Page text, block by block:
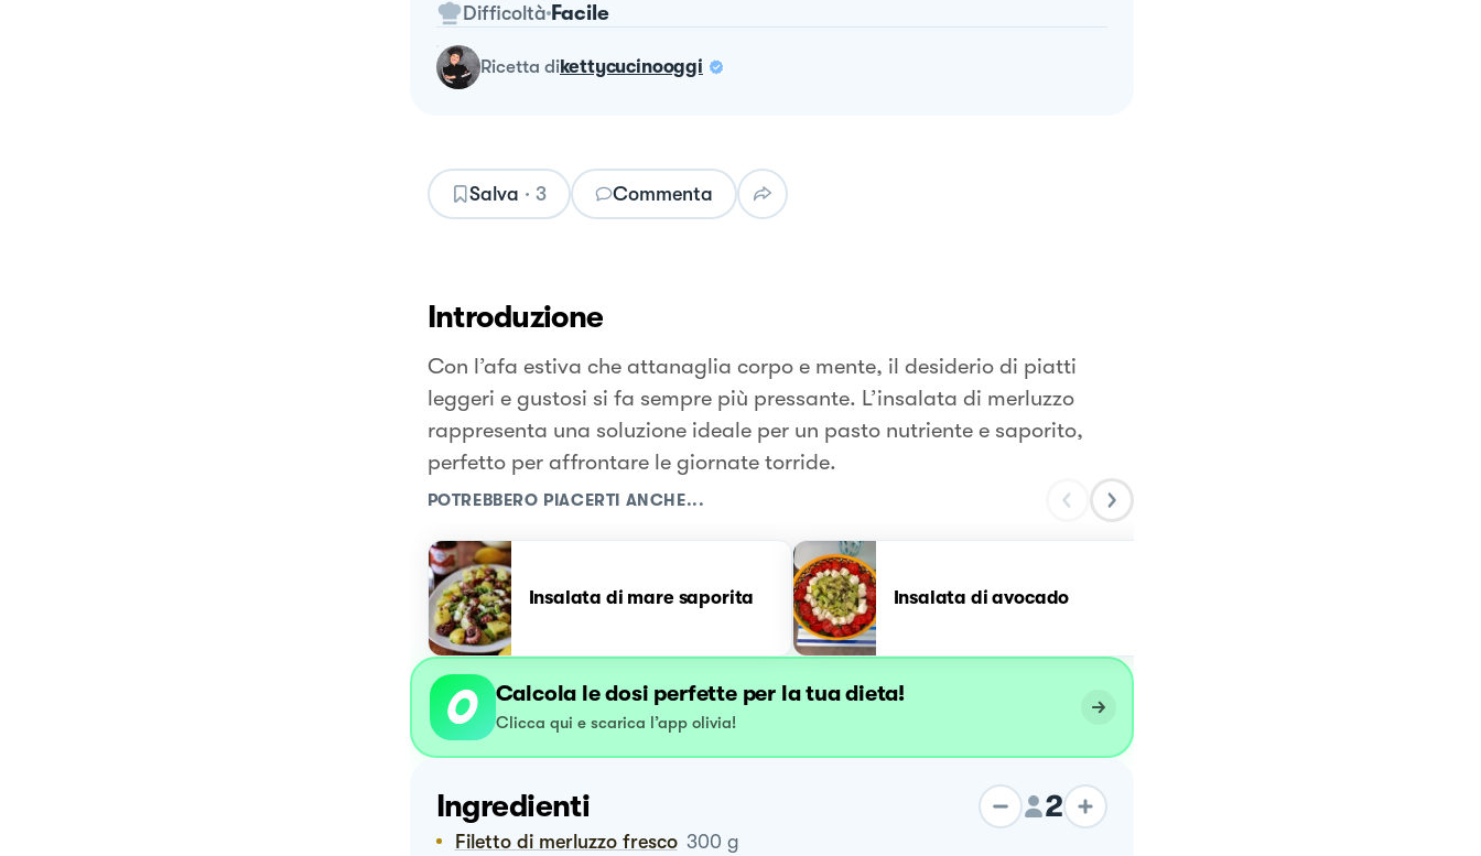
Difficoltà Facile
ricetta dikettycucinooggi
Salva · 3 Commenta
Introduzione
Con l’afa estiva che attanaglia corpo e mente, il desiderio di piatti
leggeri e gustosi si fa sempre più pressante. L’insalata di merluzzo
rappresenta una soluzione ideale per un pasto nutriente e saporito,
perfetto per affrontare le giornate torride.
POTREBBERO PIACERTI ANCHE...
Insalata di mare saporita Insalata di avocado ￼
Calcola le dosi perfette per la tua dieta!
Clicca qui e scarica l’app olivia!
Ingredienti 2
Filetto di merluzzo fresco 300 g